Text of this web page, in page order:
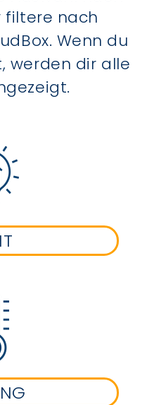
filtere nach
Wenn du
werden dir alle